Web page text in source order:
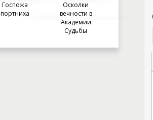
Госпожа
портниха
Осколки
вечности в
Академии
Судьбы